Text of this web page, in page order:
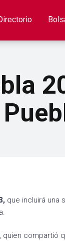
que incluirá una
, quien compartió